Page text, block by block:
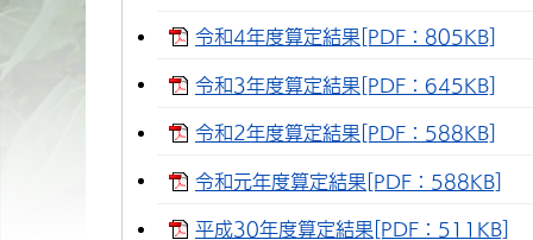
令和4年度算定結果[PDF：805KB]
令和3年度算定結果[PDF：645KB]
令和2年度算定結果[PDF：588KB]
令和元年度算定結果[PDF：588KB]
平成30年度算定結果[PDF：511KB]